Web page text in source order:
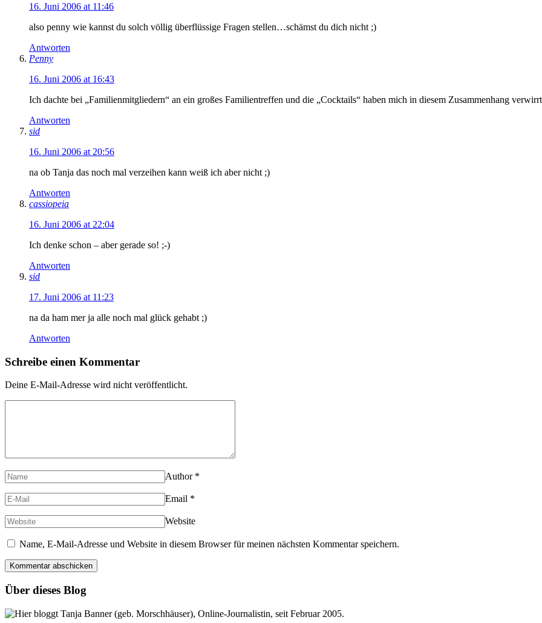
16. Juni 2006 at 11:46
also penny wie kannst du solch völlig überflüssige Fragen stellen…schämst du dich nicht ;)
Antworten
Penny
16. Juni 2006 at 16:43
Ich dachte bei „Familienmitgliedern“ an ein großes Familientreffen und die „Cocktails“ haben mich in diesem Zusammenhang
Antworten
sid
16. Juni 2006 at 20:56
na ob Tanja das noch mal verzeihen kann weiß ich aber nicht ;)
Antworten
cassiopeia
16. Juni 2006 at 22:04
Ich denke schon – aber gerade so! ;-)
Antworten
sid
17. Juni 2006 at 11:23
na da ham mer ja alle noch mal glück gehabt ;)
Antworten
Schreibe einen Kommentar
Deine E-Mail-Adresse wird nicht veröffentlicht.
Author *
Email *
Website
Name, E-Mail-Adresse und Website in diesem Browser für meinen nächsten Kommentar speichern.
Über dieses Blog
Hier bloggt Tanja Banner (geb. Morschhäuser), Online-Journalistin, seit Februar 2005.